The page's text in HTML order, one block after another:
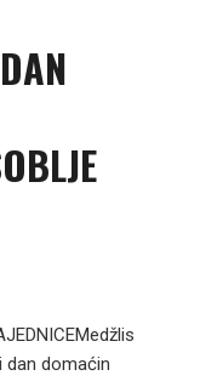
dan domaćin